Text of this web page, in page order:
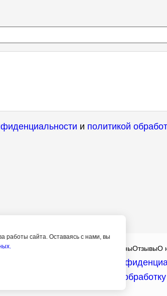
и политикой
работы сайта. Оставаясь с нами, вы
ЦеныОтзывыО
Политика
Согласие на обработку